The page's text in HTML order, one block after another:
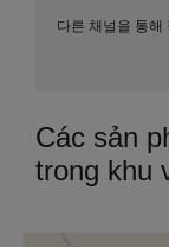
다른 채널을 통해
Các sản
trong khu